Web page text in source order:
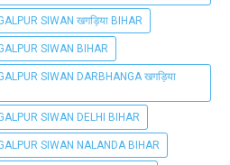
SIWAN खगड़िया BIHAR
SIWAN BIHAR
SIWAN DARBHANGA खगड़िया
SIWAN DELHI BIHAR
SIWAN NALANDA BIHAR